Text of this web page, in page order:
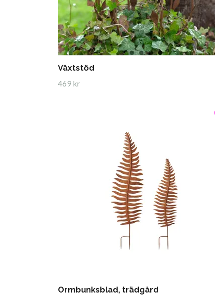
Växtstöd
469 kr
Ormbunksblad, trädgård